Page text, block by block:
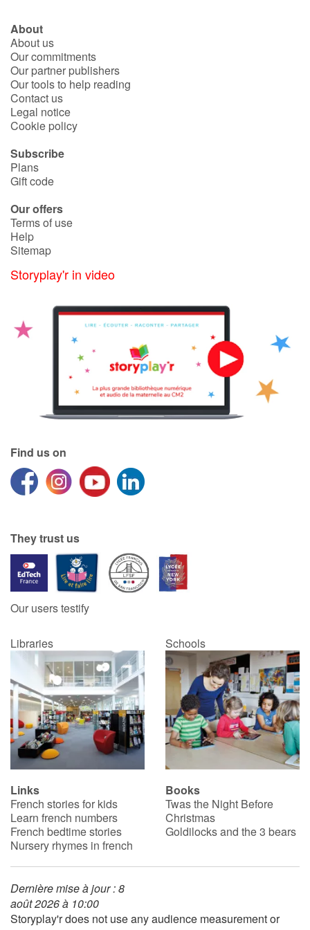
About
About us
Our commitments
Our partner publishers
Our tools to help reading
Contact us
Legal notice
Cookie policy
Subscribe
Plans
Gift code
Our offers
Terms of use
Help
Sitemap
Storyplay'r in video
Find us on
They trust us
Our users testify
Libraries Schools
Links
French stories for kids
Learn french numbers
French bedtime stories
Nursery rhymes in french
Books
Twas the Night Before
Christmas
Goldilocks and the 3 bears
Dernière mise à jour : 8
août 2026 à 10:00
Storyplay'r does not use any audience measurement or